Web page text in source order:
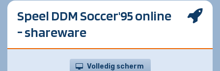
Speel DDM Soccer'95 online
- shareware
Volledig scherm